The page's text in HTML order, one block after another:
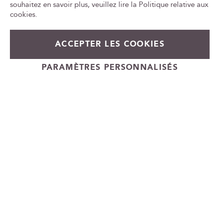
+
-
Ajouter au panier
s
e
e
Cadeauvin.fr - © Copyright 2024 - Tous droits réservés
souhaitez en savoir plus, veuillez lire la Politique relative aux
cookies.
ACCEPTER LES COOKIES
PARAMÈTRES PERSONNALISÉS